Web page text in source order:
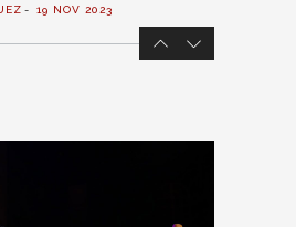
19 NOV 2023